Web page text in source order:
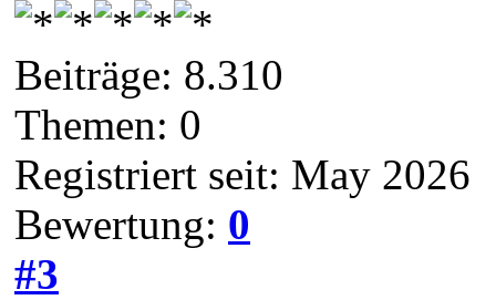
Beiträge: 8.310
Themen: 0
Registriert seit: May 2026
Bewertung: 0
#3